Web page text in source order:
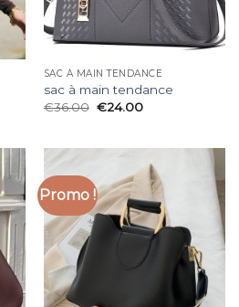
SAC À MAIN TENDANCE
sac à main tendance
€36.00 €24.00
Promo !